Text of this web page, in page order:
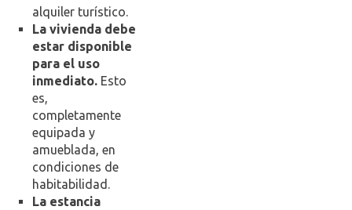
alquiler turístico.
La vivienda debe
estar disponible
para el uso
inmediato. Esto
es,
completamente
equipada y
amueblada, en
condiciones de
habitabilidad.
La estancia